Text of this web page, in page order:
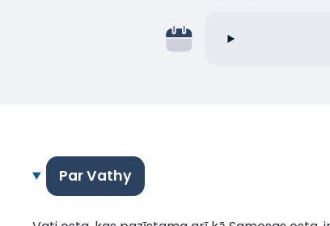
Par Vathy